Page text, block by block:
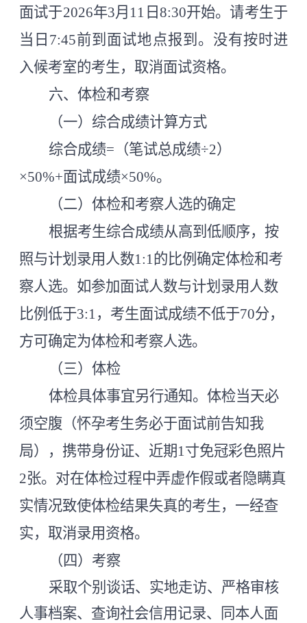
面试于2026年3月11日8:30开始。请考生于
当日7:45前到面试地点报到。没有按时进
入候考室的考生，取消面试资格。
六、体检和考察
（一）综合成绩计算方式
综合成绩=（笔试总成绩÷2）
×50%+面试成绩×50%。
（二）体检和考察人选的确定
根据考生综合成绩从高到低顺序，按
照与计划录用人数1:1的比例确定体检和考
察人选。如参加面试人数与计划录用人数
比例低于3:1，考生面试成绩不低于70分，
方可确定为体检和考察人选。
（三）体检
体检具体事宜另行通知。 体检当天必
须空腹（怀孕考生务必于面试前告知我
局），携带身份证、近期1寸免冠彩色照片
2张。 对在体检过程中弄虚作假或者隐瞒真
实情况致使体检结果失真的考生，一经查
实，取消录用资格。
（四）考察
采取个别谈话、实地走访、严格审核
人事档案、查询社会信用记录、同本人面